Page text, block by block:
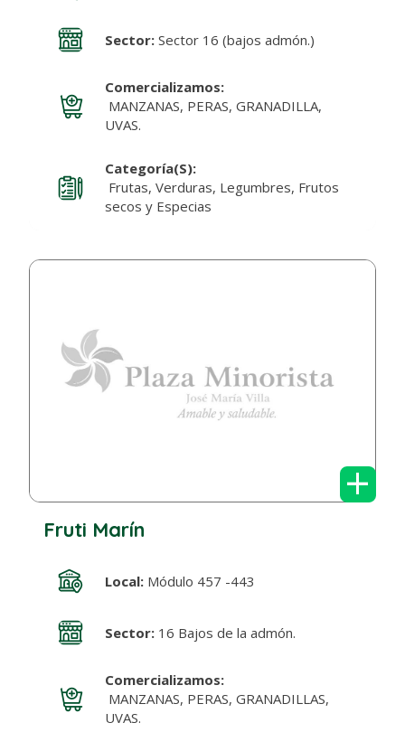
Sector:Sector 16 (bajos admón.)
Comercializamos:
MANZANAS, PERAS, GRANADILLA,
UVAS.
Categoría(s):
Frutas, Verduras, Legumbres, Frutos
secos y Especias
+
Fruti Marín
Local:Módulo 457 -443
Sector:16 Bajos de la admón.
Comercializamos:
MANZANAS, PERAS, GRANADILLAS,
UVAS.